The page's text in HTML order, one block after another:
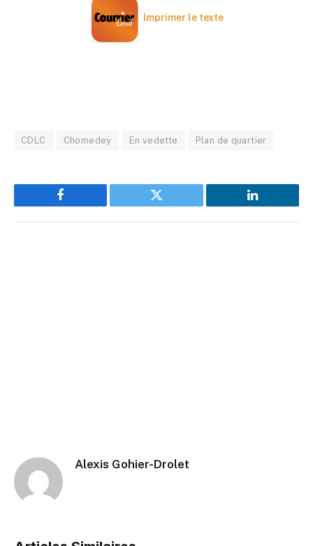
Imprimer le texte
CDLC Chomedey En vedette Plan de quartier
Facebook Twitter LinkedIn
Alexis Gohier-Drolet